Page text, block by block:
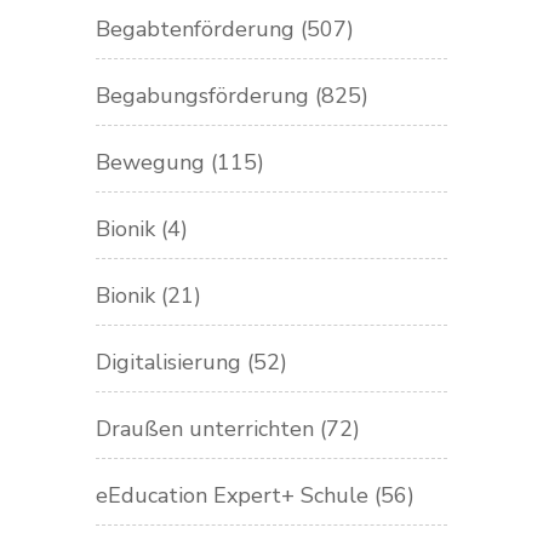
Begabtenförderung (507)
Begabungsförderung (825)
Bewegung (115)
Bionik (4)
Bionik (21)
Digitalisierung (52)
Draußen unterrichten (72)
eEducation Expert+ Schule (56)